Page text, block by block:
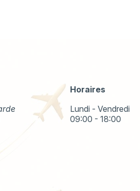
Horaires
Lundi - Vendredi
09:00 - 18:00